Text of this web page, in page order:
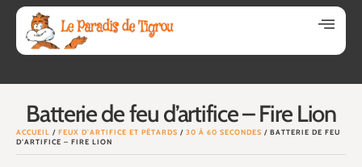
Batterie de feu d’artifice – Fire Lion
ACCUEIL / FEUX D'ARTIFICE ET PÉTARDS / 30 À 60 SECONDES / BATTERIE DE FEU
D’ARTIFICE – FIRE LION